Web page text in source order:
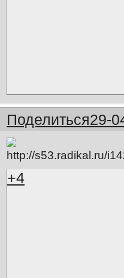
Поделиться29-
+4